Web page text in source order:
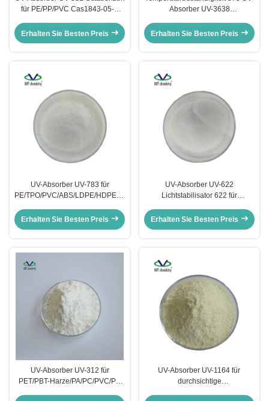
für PE/PP/PVC Cas1843-05-6
Erhalten Sie Besten Preis
Absorber UV-3638
PET/PBT/PC/PA/ABS 3638 CAS
18600-59-4
Erhalten Sie Besten Preis
UV-Absorber UV-783 für
PE/TPO/PVC/ABS/LDPE/HDPE/EVA-
71878-19-8 CAS 65447-77-0
Erhalten Sie Besten Preis
UV-Absorber UV-622
Lichtstabilisator 622 für
CAS 65447-77-0
Erhalten Sie Besten Preis
UV-Absorber UV-312 für
PET/PBT-Harze/PA/PC/PVC/PU
UV-Absorber UV-1164 für
durchsichtige